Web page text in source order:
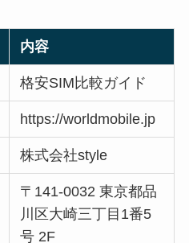
内容
格安SIM比較ガイド
https://worldmobile.jp
株式会社style
〒141-0032 東京都品
川区大崎三丁目1番5
号 2F